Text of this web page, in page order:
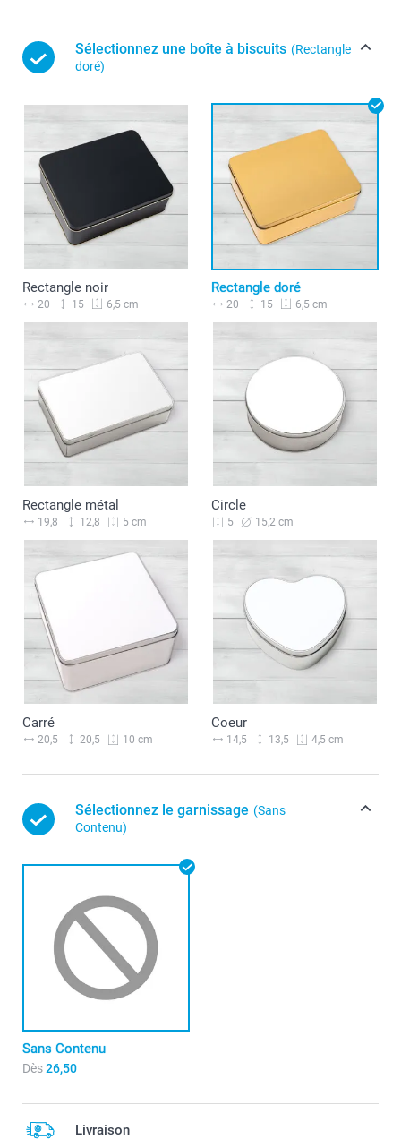
Sélectionnez une boîte à biscuits (Rectangle
doré)
Rectangle noir
20 15 6,5 cm
Rectangle doré
20 15 6,5 cm
Rectangle métal
19,8 12,8 5 cm
Circle
5 15,2 cm
Carré
20,5 20,5 10 cm
Coeur
14,5 13,5 4,5 cm
Sélectionnez le garnissage (Sans
Contenu)
Sans Contenu
Dès26,50
Livraison